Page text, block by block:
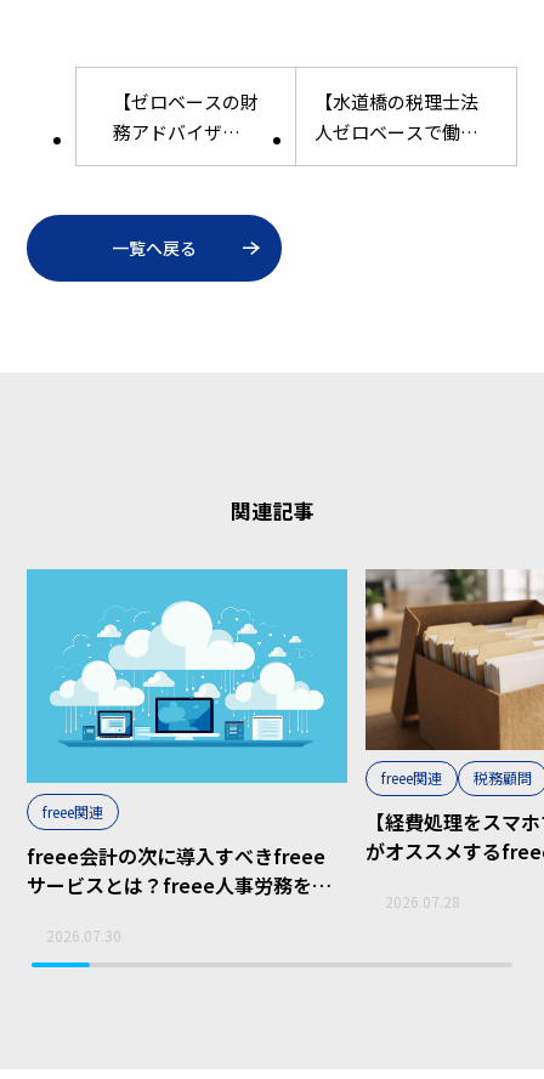
【ゼロベースの財
務アドバイザ
リー】税務の枠を
伴走、経営課題と
向き合う
【水道橋の税理士法
人ゼロベースで働
く！】「こんなはず
一覧へ戻る
関連記事
freee関連
freee会計の次に導入すべきfreee
サービスとは？freee人事労務をお
2026.07.30
freee関連 税務顧問
【経費処理をスマ
がオススメする
2026.07.28